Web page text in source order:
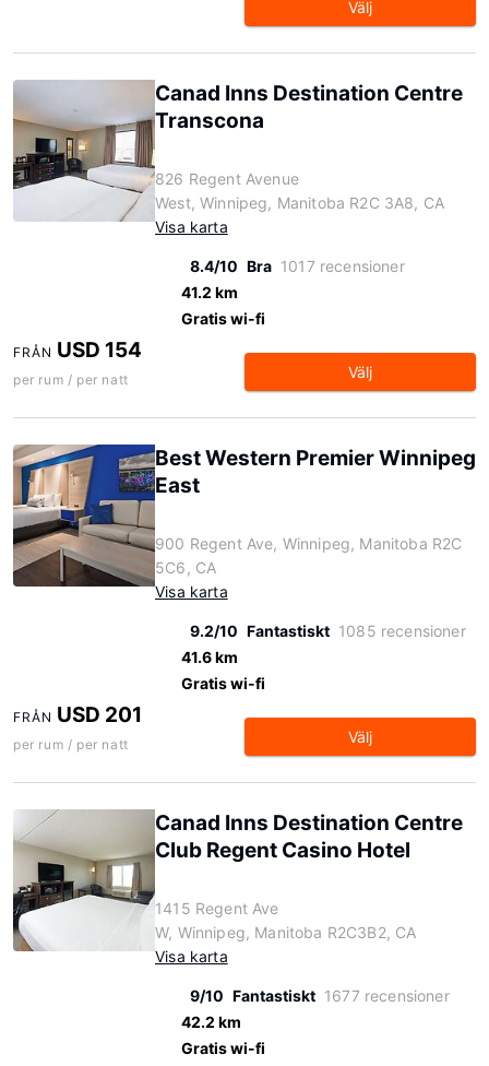
Välj
Canad Inns Destination Centre
Transcona
826 Regent Avenue
West, Winnipeg, Manitoba R2C 3A8, CA
Visa karta
8.4/10 Bra 1017 recensioner
41.2 km
Gratis wi-fi
FRÅN USD 154
per rum / per natt Välj
Best Western Premier Winnipeg
East
900 Regent Ave, Winnipeg, Manitoba R2C
5C6, CA
Visa karta
9.2/10 Fantastiskt 1085 recensioner
41.6 km
Gratis wi-fi
FRÅN USD 201
per rum / per natt Välj
Canad Inns Destination Centre
Club Regent Casino Hotel
1415 Regent Ave
W, Winnipeg, Manitoba R2C3B2, CA
Visa karta
9/10 Fantastiskt 1677 recensioner
42.2 km
Gratis wi-fi